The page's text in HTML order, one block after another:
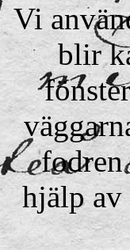
Vi
blir
fodren
hjälp av